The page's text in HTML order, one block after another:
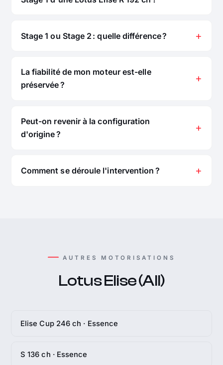
Stage 1 ou Stage 2 : quelle différence ?
La fiabilité de mon moteur est-elle
préservée ?
Peut-on revenir à la configuration
d'origine ?
Comment se déroule l'intervention ?
AUTRES MOTORISATIONS
Lotus Elise (All)
Elise Cup 246 ch · Essence
S 136 ch · Essence